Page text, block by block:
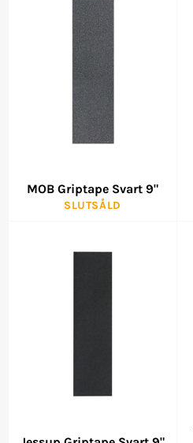
MOB Griptape Svart 9"
SLUTSÅLD